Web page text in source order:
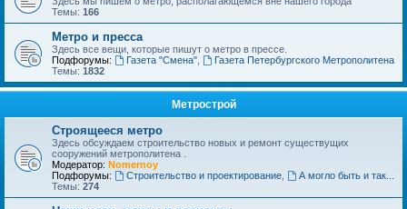
Темы: 166
Метро и пресса
Здесь все вещи, которые пишут о метро в прессе.
Подфорумы:
Газета "Смена",
Газета Петербургского Метрополитена
Темы: 1832
Метрострой
Строящееся метро
Здесь обсуждаем строительство новых и ремонт существущих
сооружений метрополитена .
Модератор: Nomernoy
Подфорумы:
Строительство и проектирование,
А могло быть и так...
Темы: 274